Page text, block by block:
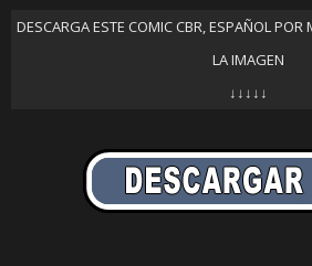
DESCARGA ESTE COMIC CBR, ESPAÑOL POR
LA IMAGEN
↓↓↓↓↓